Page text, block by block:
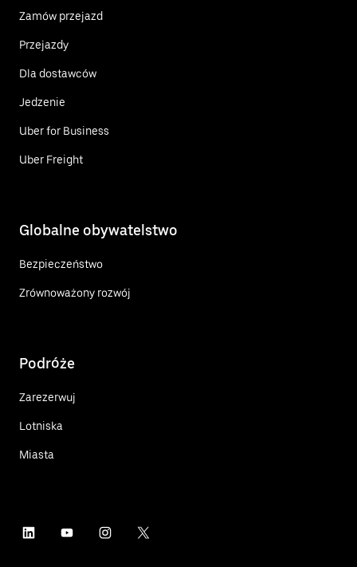
Zamów przejazd
Przejazdy
Dla dostawców
Jedzenie
Uber for Business
Uber Freight
Globalne obywatelstwo
Bezpieczeństwo
Zrównoważony rozwój
Podróże
Zarezerwuj
Lotniska
Miasta